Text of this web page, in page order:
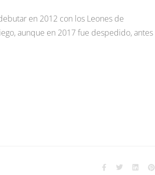
en 2012 con los Leones de
aunque en 2017 fue despedido, antes